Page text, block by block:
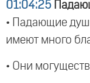
01:04:25
• Падающие
имеют много
• Они